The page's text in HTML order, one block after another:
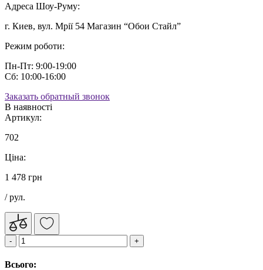
Адреса Шоу-Руму:
г. Киев, вул. Мрії 54 Магазин “Обои Стайл”
Режим роботи:
Пн-Пт: 9:00-19:00
Сб: 10:00-16:00
Заказать обратный звонок
В наявності
Артикул:
702
Ціна:
1 478 грн
/ рул.
Всього: